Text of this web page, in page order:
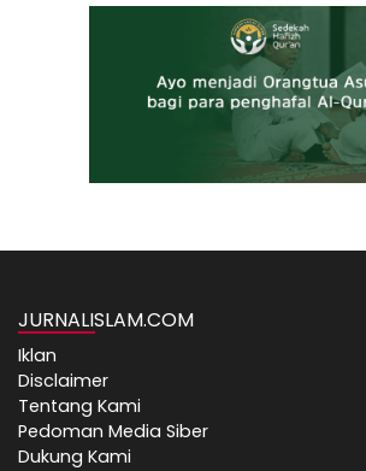
JURNALISLAM.COM
Iklan
Disclaimer
Tentang Kami
Pedoman Media Siber
Dukung Kami